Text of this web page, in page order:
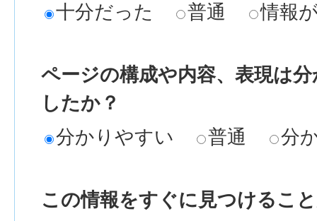
十分だった
普通 情報
ページの構成や内容、表現は
したか？
分かりやすい
普通 分
この情報をすぐに見つけるこ